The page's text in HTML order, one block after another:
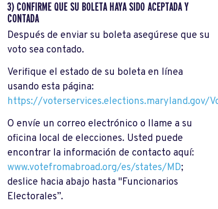
3) CONFIRME QUE SU BOLETA HAYA SIDO ACEPTADA Y
CONTADA
Después de enviar su boleta asegúrese que su
voto sea contado.
Verifique el estado de su boleta en línea
usando esta página:
https://voterservices.elections.maryland.gov/
O envíe un correo electrónico o llame a su
oficina local de elecciones. Usted puede
encontrar la información de contacto aquí:
www.votefromabroad.org/es/states/MD;
deslice hacia abajo hasta "Funcionarios
Electorales”.